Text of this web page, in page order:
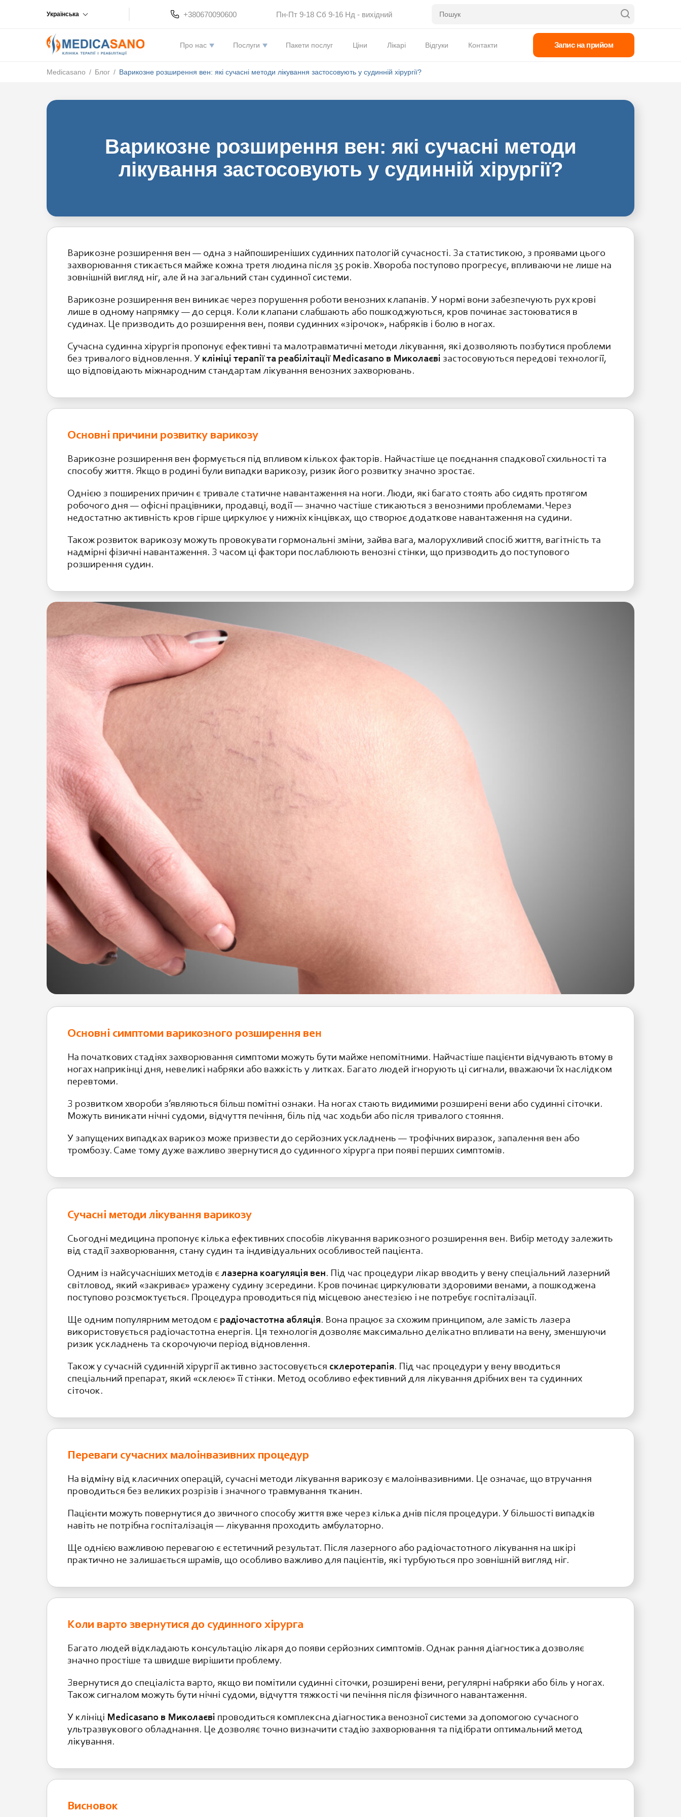
Українська +380670090600 Пн-Пт 9-18 Сб 9-16 Нд - вихідний
Про нас Послуги Пакети послуг Ціни Лікарі Відгуки Контакти Запис на прийом
Medicasano / Блог / Варикозне розширення вен: які сучасні методи лікування застосовують у судинній хірургії?
Варикозне розширення вен: які сучасні методи
лікування застосовують у судинній хірургії?
Варикозне розширення вен — одна з найпоширеніших судинних патологій сучасності. За статистикою, з проявами цього
захворювання стикається майже кожна третя людина після 35 років. Хвороба поступово прогресує, впливаючи не лише на
зовнішній вигляд ніг, але й на загальний стан судинної системи.
Варикозне розширення вен виникає через порушення роботи венозних клапанів. У нормі вони забезпечують рух крові
лише в одному напрямку — до серця. Коли клапани слабшають або пошкоджуються, кров починає застоюватися в
судинах. Це призводить до розширення вен, появи судинних «зірочок», набряків і болю в ногах.
Сучасна судинна хірургія пропонує ефективні та малотравматичні методи лікування, які дозволяють позбутися проблеми
без тривалого відновлення. У клініці терапії та реабілітації Medicasano в Миколаєві застосовуються передові технології,
що відповідають міжнародним стандартам лікування венозних захворювань.
Основні причини розвитку варикозу
Варикозне розширення вен формується під впливом кількох факторів. Найчастіше це поєднання спадкової схильності та
способу життя. Якщо в родині були випадки варикозу, ризик його розвитку значно зростає.
Однією з поширених причин є тривале статичне навантаження на ноги. Люди, які багато стоять або сидять протягом
робочого дня — офісні працівники, продавці, водії — значно частіше стикаються з венозними проблемами. Через
недостатню активність кров гірше циркулює у нижніх кінцівках, що створює додаткове навантаження на судини.
Також розвиток варикозу можуть провокувати гормональні зміни, зайва вага, малорухливий спосіб життя, вагітність та
надмірні фізичні навантаження. З часом ці фактори послаблюють венозні стінки, що призводить до поступового
розширення судин.
Основні симптоми варикозного розширення вен
На початкових стадіях захворювання симптоми можуть бути майже непомітними. Найчастіше пацієнти відчувають втому в
ногах наприкінці дня, невеликі набряки або важкість у литках. Багато людей ігнорують ці сигнали, вважаючи їх наслідком
перевтоми.
З розвитком хвороби з’являються більш помітні ознаки. На ногах стають видимими розширені вени або судинні сіточки.
Можуть виникати нічні судоми, відчуття печіння, біль під час ходьби або після тривалого стояння.
У запущених випадках варикоз може призвести до серйозних ускладнень — трофічних виразок, запалення вен або
тромбозу. Саме тому дуже важливо звернутися до судинного хірурга при появі перших симптомів.
Сучасні методи лікування варикозу
Сьогодні медицина пропонує кілька ефективних способів лікування варикозного розширення вен. Вибір методу залежить
від стадії захворювання, стану судин та індивідуальних особливостей пацієнта.
Одним із найсучасніших методів є лазерна коагуляція вен. Під час процедури лікар вводить у вену спеціальний лазерний
світловод, який «закриває» уражену судину зсередини. Кров починає циркулювати здоровими венами, а пошкоджена
поступово розсмоктується. Процедура проводиться під місцевою анестезією і не потребує госпіталізації.
Ще одним популярним методом є радіочастотна абляція. Вона працює за схожим принципом, але замість лазера
використовується радіочастотна енергія. Ця технологія дозволяє максимально делікатно впливати на вену, зменшуючи
ризик ускладнень та скорочуючи період відновлення.
Також у сучасній судинній хірургії активно застосовується склеротерапія. Під час процедури у вену вводиться
спеціальний препарат, який «склеює» її стінки. Метод особливо ефективний для лікування дрібних вен та судинних
сіточок.
Переваги сучасних малоінвазивних процедур
На відміну від класичних операцій, сучасні методи лікування варикозу є малоінвазивними. Це означає, що втручання
проводиться без великих розрізів і значного травмування тканин.
Пацієнти можуть повернутися до звичного способу життя вже через кілька днів після процедури. У більшості випадків
навіть не потрібна госпіталізація — лікування проходить амбулаторно.
Ще однією важливою перевагою є естетичний результат. Після лазерного або радіочастотного лікування на шкірі
практично не залишається шрамів, що особливо важливо для пацієнтів, які турбуються про зовнішній вигляд ніг.
Коли варто звернутися до судинного хірурга
Багато людей відкладають консультацію лікаря до появи серйозних симптомів. Однак рання діагностика дозволяє
значно простіше та швидше вирішити проблему.
Звернутися до спеціаліста варто, якщо ви помітили судинні сіточки, розширені вени, регулярні набряки або біль у ногах.
Також сигналом можуть бути нічні судоми, відчуття тяжкості чи печіння після фізичного навантаження.
У клініці Medicasano в Миколаєві проводиться комплексна діагностика венозної системи за допомогою сучасного
ультразвукового обладнання. Це дозволяє точно визначити стадію захворювання та підібрати оптимальний метод
лікування.
Висновок